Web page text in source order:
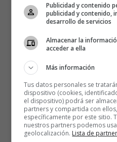
Arroz a
poscastrista
Publicidad y contenido
publicidad y contenido,
desarrollo de servicios
Almacenar la
acceder a ella
Más información
Tus datos personales se
dispositivo (cookies,
el dispositivo) podrá ser
partners y compartida con
específicamente por este sitio.
nuestros partners podemos
geolocalización. Lista de